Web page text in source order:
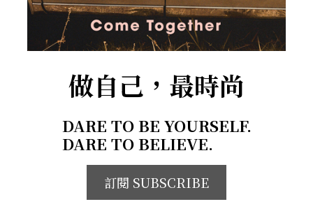
做自己，最時尚
DARE TO BE YOURSELF.
DARE TO BELIEVE.
訂閱 SUBSCRIBE